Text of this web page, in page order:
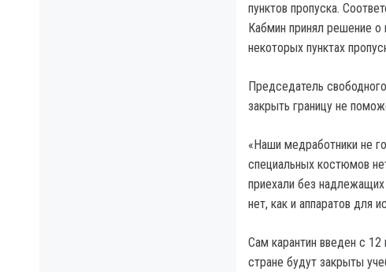
пунктов пропуска.
Кабмин принял решение
некоторых пунктах
Председатель
закрыть границу не
«Наши медработники не
специальных костюмов
приехали без
нет, как и аппаратов для
Сам карантин введен с
стране будут закрыты